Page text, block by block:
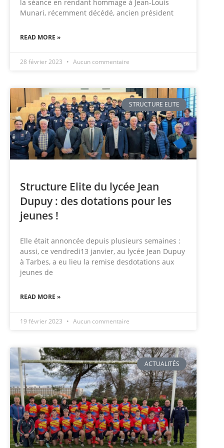
la séance en rendant hommage à Jean-Louis
Munari, récemment décédé, ancien président
READ MORE »
28 février 2023 Aucun commentaire
STRUCTURE ELITE
Structure Elite du lycée Jean
Dupuy : des dotations pour les
jeunes !
Elle était annoncée depuis plusieurs semaines :
aussi, ce vendredi13 janvier, au lycée Jean Dupuy
à Tarbes, a eu lieu la remise desdotations aux
jeunes de
READ MORE »
19 février 2023 Aucun commentaire
ACTUALITÉS